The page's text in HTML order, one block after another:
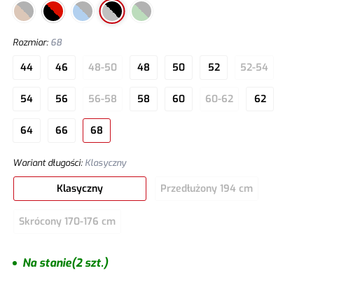
Rozmiar: 68
44 46 48-50 48 50 52 52-54
54 56 56-58 58 60 60-62 62
64 66 68
Wariant długości: Klasyczny
Klasyczny Przedłużony 194 cm
Skrócony 170-176 cm
Na stanie(2 szt.)